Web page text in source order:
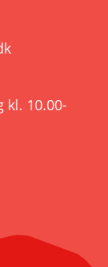
kl. 10.00-